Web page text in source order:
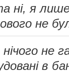
ні, я
не
не
в